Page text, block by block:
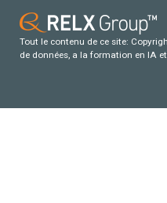
Tout le contenu de ce site:
de données, a la formation en IA